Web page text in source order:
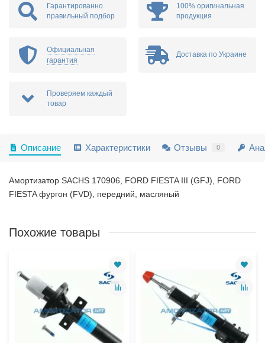
Гарантированно
правильный подбор
100% оригинальная
продукция
Официальная
гарантия
Доставка по Украине
Проверяем каждый
товар
Описание Характеристики Отзывы 0
Амортизатор SACHS 170906, FORD FIESTA III (GFJ), FORD
FIESTA фургон (FVD), передний, масляный
Похожие товары